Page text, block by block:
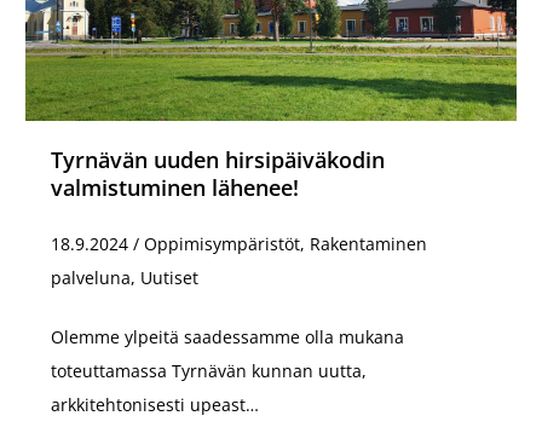
Tyrnävän uuden hirsipäiväkodin
valmistuminen lähenee!
18.9.2024 / Oppimisympäristöt, Rakentaminen
palveluna, Uutiset
Olemme ylpeitä saadessamme olla mukana
toteuttamassa Tyrnävän kunnan uutta,
arkkitehtonisesti upeast…